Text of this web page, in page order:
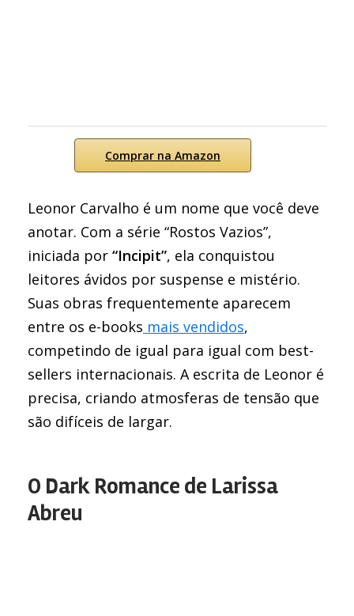
Comprar na Amazon
Leonor Carvalho é um nome que você deve
anotar. Com a série “Rostos Vazios”,
iniciada por “Incipit”, ela conquistou
leitores ávidos por suspense e mistério.
Suas obras frequentemente aparecem
entre os e-books mais vendidos,
competindo de igual para igual com best-
sellers internacionais. A escrita de Leonor é
precisa, criando atmosferas de tensão que
são difíceis de largar.
O Dark Romance de Larissa
Abreu